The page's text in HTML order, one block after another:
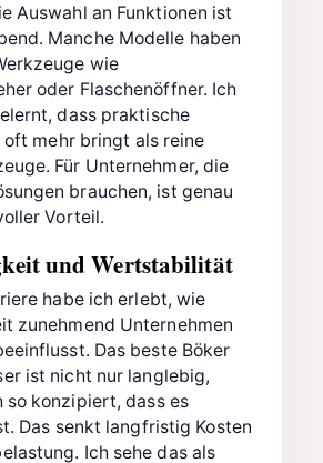
Auswahl an Funktionen ist
Manche Modelle haben
wie
oder Flaschenöffner. Ich
dass praktische
mehr bringt als reine
Für Unternehmer, die
brauchen, ist genau
Vorteil.
und Wertstabilität
habe ich erlebt, wie
zunehmend Unternehmen
Das beste Böker
ist nicht nur langlebig,
so konzipiert, dass es
Das senkt langfristig Kosten
Ich sehe das als